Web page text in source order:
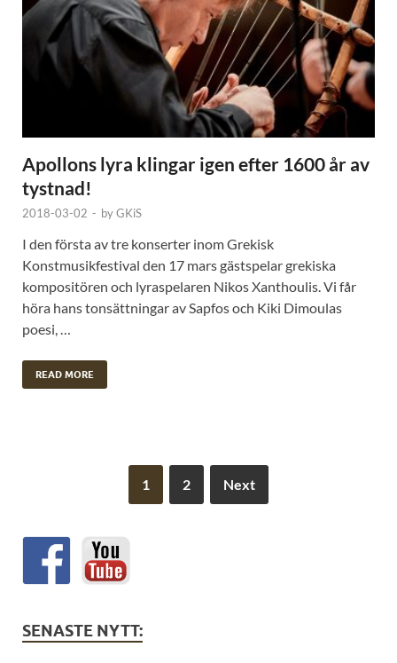
Apollons lyra klingar igen efter 1600 år av
tystnad!
2018-03-02 - byGKiS
I den första av tre konserter inom Grekisk
Konstmusikfestival den 17 mars gästspelar grekiska
kompositören och lyraspelaren Nikos Xanthoulis. Vi får
höra hans tonsättningar av Sapfos och Kiki Dimoulas
poesi, …
READ MORE
1 2 Next
SENASTE NYTT: